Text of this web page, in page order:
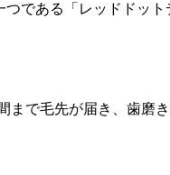
である「レッドドット
まで毛先が届き、歯磨